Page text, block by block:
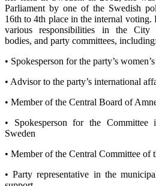
Parliament by one of the Swedish
16th to 4th place in the internal voting.
various responsibilities in the City
bodies, and party committees, including:
• Spokesperson for the party’s
• Advisor to the party’s international
• Member of the Central Board of
• Spokesperson for the
Sweden
• Member of the Central Committee of
• Party representative in the